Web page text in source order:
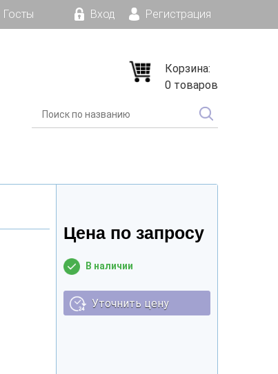
Госты Вход Регистрация
Корзина:
0 товаров
Цена по запросу
В наличии
Уточнить цену